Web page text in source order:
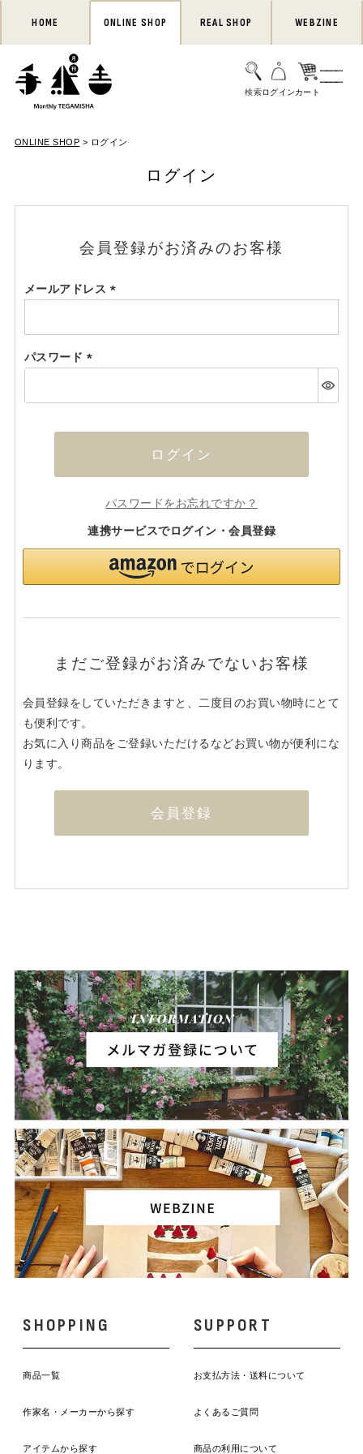
HOME ONLINE SHOP REAL SHOP WEBZINE
ONLINE SHOP ログイン
ログイン
会員登録がお済みのお客様
メールアドレス
須)
パスワード
須)
ログイン
パスワードをお忘れですか？
連携サービスでログイン・会員登録
まだご登録がお済みでないお客様
会員登録をしていただきますと、二度目のお買い物時にとて
も便利です。
お気に入り商品をご登録いただけるなどお買い物が便利にな
ります。
会員登録
SHOPPING
商品一覧
作家名・メーカーから探す
アイテムから探す
SUPPORT
お支払方法・送料について
よくあるご質問
商品の利用について